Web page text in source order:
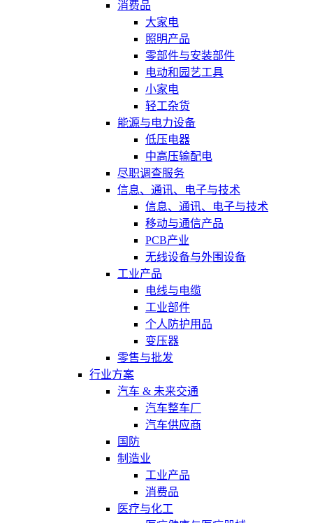
消费品
大家电
照明产品
零部件与安装部件
电动和园艺工具
小家电
轻工杂货
能源与电力设备
低压电器
中高压输配电
尽职调查服务
信息、通讯、电子与技术
信息、通讯、电子与技术
移动与通信产品
PCB产业
无线设备与外围设备
工业产品
电线与电缆
工业部件
个人防护用品
变压器
零售与批发
行业方案
汽车 & 未来交通
汽车整车厂
汽车供应商
国防
制造业
工业产品
消费品
医疗与化工